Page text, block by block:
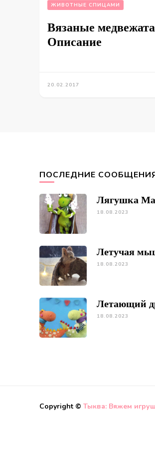
ЖИВОТНЫЕ СПИЦАМИ
Вязаные
Описание
20.02.2017
ПОСЛЕДНИЕ
Лягушка
18.08.2023
Летучая
18.08.2023
Летающий
18.08.2023
Copyright © Тыква: Вяжем